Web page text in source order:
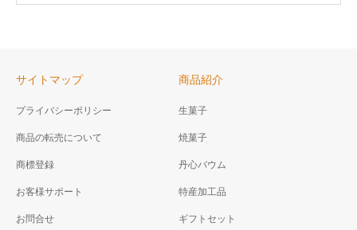
サイトマップ
プライバシーポリシー
商品の転売について
商標登録
お客様サポート
お問合せ
商品紹介
生菓子
焼菓子
丹心バウム
特産加工品
ギフトセット